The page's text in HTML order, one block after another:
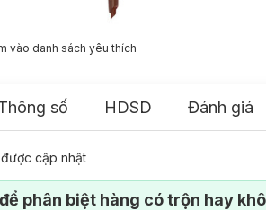
vào danh sách yêu thích
số HDSD Đánh giá
cập nhật
phân biệt hàng có trộn hay